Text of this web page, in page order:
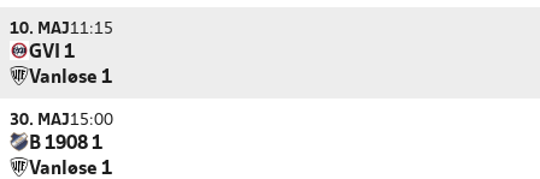
10. MAJ11:15
GVI 1
Vanløse 1
30. MAJ15:00
B 1908 1
Vanløse 1